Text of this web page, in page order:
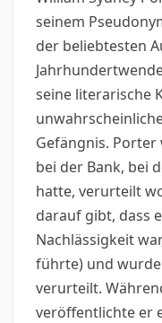
seinem
der beliebtesten
seine literarische
Gefängnis.
bei der Bank, bei
hatte, verurteilt
darauf gibt, dass
Nachlässigkeit
führte) und
verurteilt.
veröffentlichte er